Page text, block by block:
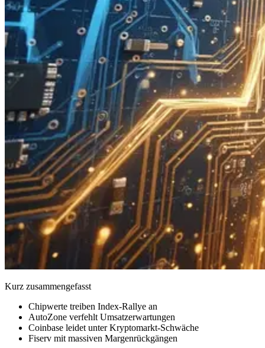
Kurz zusammengefasst
Chipwerte treiben Index-Rallye an
AutoZone verfehlt Umsatzerwartungen
Coinbase leidet unter Kryptomarkt-Schwäche
Fiserv mit massiven Margenrückgängen